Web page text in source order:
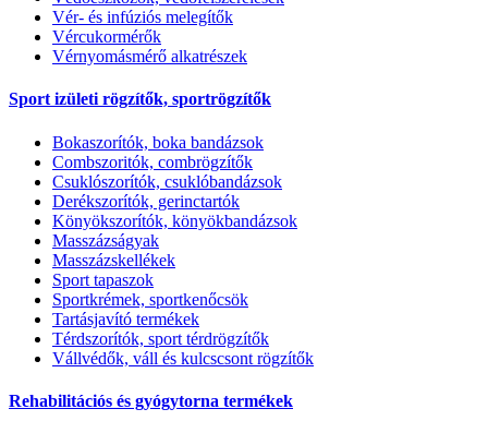
Vér- és infúziós melegítők
Vércukormérők
Vérnyomásmérő alkatrészek
Sport izületi rögzítők, sportrögzítők
Bokaszorítók, boka bandázsok
Combszoritók, combrögzítők
Csuklószorítók, csuklóbandázsok
Derékszorítók, gerinctartók
Könyökszorítók, könyökbandázsok
Masszázságyak
Masszázskellékek
Sport tapaszok
Sportkrémek, sportkenőcsök
Tartásjavító termékek
Térdszorítók, sport térdrögzítők
Vállvédők, váll és kulcscsont rögzítők
Rehabilitációs és gyógytorna termékek